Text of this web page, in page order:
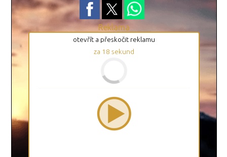
Reklama
otevřít a přeskočit reklamu
za 17 sekund